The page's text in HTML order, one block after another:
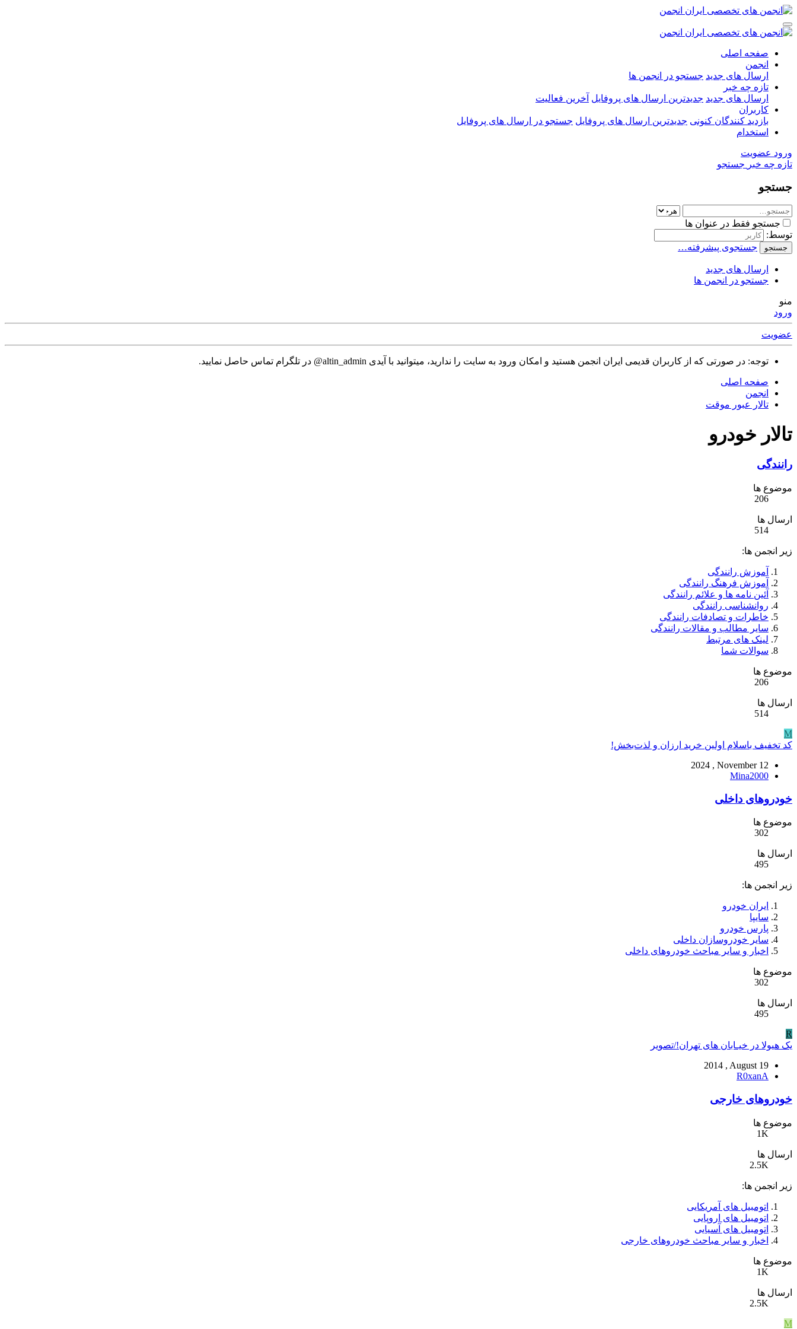
صفحه اصلی
انجمن
ارسال های جدید جستجو در انجمن ها
تازه چه خبر
ارسال های جدید جدیدترین ارسال های پروفایل آخرین فعالیت
کاربران
بازدید کنندگان کنونی جدیدترین ارسال های پروفایل جستجو در ارسال های پروفایل
استخدام
ورود عضویت
تازه چه خبر جستجو
جستجو
جستجو فقط در عنوان ها
توسط:
جستجو جستجوی پیشرفته…
ارسال های جدید
جستجو در انجمن ها
منو
ورود
عضویت
توجه: در صورتی که از کاربران قدیمی ایران انجمن هستید و امکان ورود به سایت را ندارید، میتوانید با آیدی altin_admin@ در تلگرام تماس حاصل نمایید.
صفحه اصلی
انجمن
تالار عبور موقت
تالار خودرو
رانندگی
موضوع ها
206
ارسال ها
514
زیر انجمن ها:
آموزش رانندگی
آموزش فرهنگ رانندگی
آئين نامه ها و علائم رانندگی
روانشناسی رانندگی
خاطرات و تصادفات رانندگی
سایر مطالب و مقالات رانندگی
لینک های مرتبط
سوالات شما
موضوع ها
206
ارسال ها
514
M
کد تخفیف باسلام اولین خرید ارزان و لذت‌بخش!
2024 , November 12
Mina2000
خودروهای داخلی
موضوع ها
302
ارسال ها
495
زیر انجمن ها:
ایران خودرو
سایپا
پارس خودرو
سایر خودروسازان داخلی
اخبار و سایر مباحث خودروهای داخلی
موضوع ها
302
ارسال ها
495
R
یک هیولا در خیـابان های تهران!/تصویر
2014 , August 19
R0xanA
خودروهای خارجی
موضوع ها
1K
ارسال ها
2.5K
زیر انجمن ها:
اتومبیل های آمریکایی
اتومبیل های اروپایی
اتومبیل های آسیایی
اخبار و سایر مباحث خودروهای خارجی
موضوع ها
1K
ارسال ها
2.5K
M